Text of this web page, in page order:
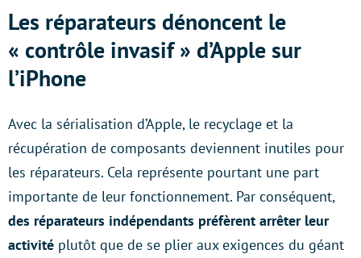
Les réparateurs dénoncent le
« contrôle invasif » d’Apple sur
l’iPhone
Avec la sérialisation d’Apple, le recyclage et la
récupération de composants deviennent inutiles pour
les réparateurs. Cela représente pourtant une part
importante de leur fonctionnement. Par conséquent,
des réparateurs indépendants préfèrent arrêter leur
activité plutôt que de se plier aux exigences du géant